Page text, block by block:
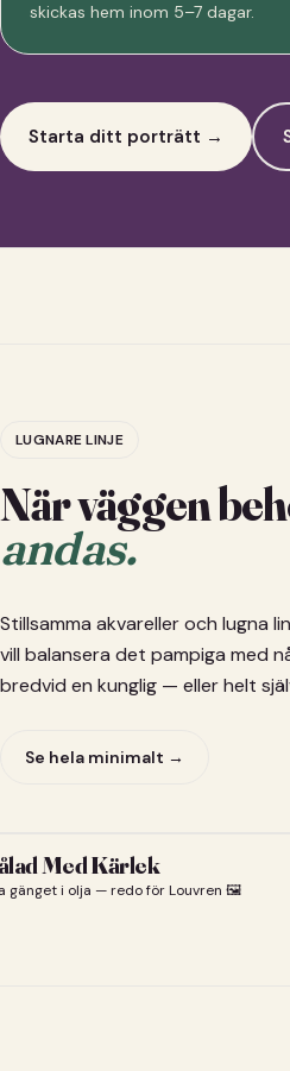
skickas hem inom 5–7 dagar.
Starta ditt porträtt →
LUGNARE LINJE
När väggen
andas.
Stillsamma akvareller och lugna
vill balansera det pampiga med
bredvid en kunglig — eller helt
Se hela minimalt →
Med Kärlek
gänget i olja — redo för Louvren 🖼️